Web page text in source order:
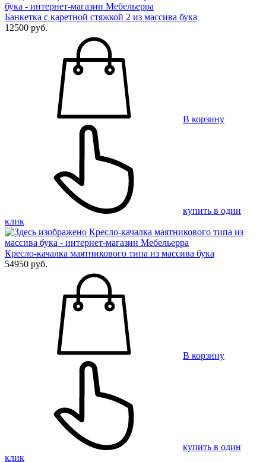
Банкетка с каретной стяжкой 2 из массива бука
12500 руб.
В корзину
купить в один
клик
Кресло-качалка маятникового типа из массива бука
54950 руб.
В корзину
купить в один
клик